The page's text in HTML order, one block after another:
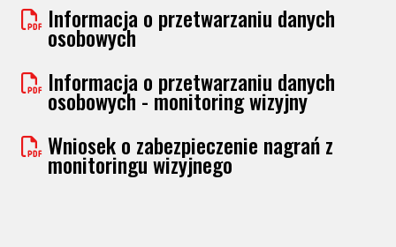
Informacja o przetwarzaniu danych
osobowych
Informacja o przetwarzaniu danych
osobowych - monitoring wizyjny
Wniosek o zabezpieczenie nagrań z
monitoringu wizyjnego